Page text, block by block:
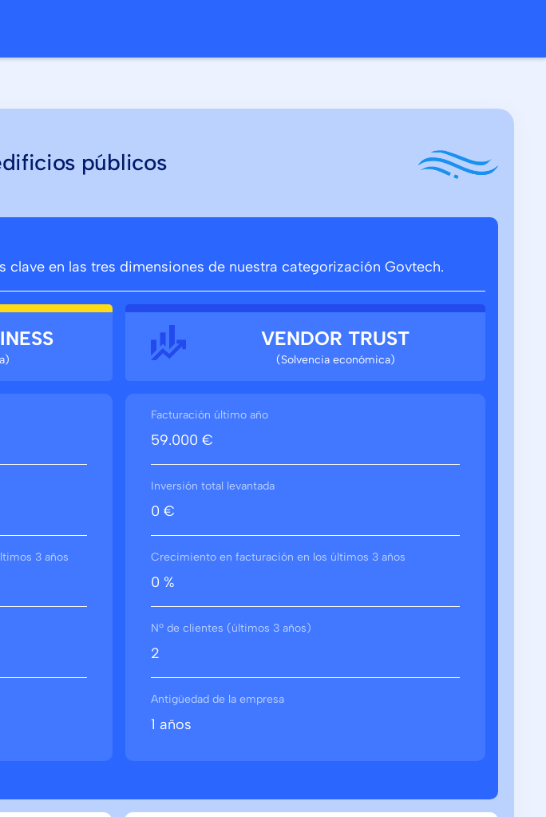
públicos
clave en las tres dimensiones de nuestra categorización Govtech.
3 años
VENDOR TRUST
(Solvencia económica)
Facturación último año
59.000 €
Inversión total levantada
0 €
Crecimiento en facturación en los últimos 3 años
0 %
Nº de clientes (últimos 3 años)
2
Antigüedad de la empresa
1 años